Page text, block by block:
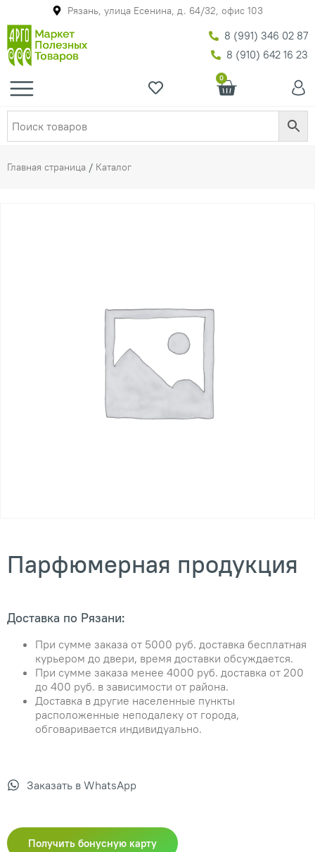
Рязань, улица Есенина, д. 64/32, офис 103
8 (991) 346 02 87
8 (910) 642 16 23
0
Главная страница / Каталог
Парфюмерная продукция
Доставка по Рязани:
При сумме заказа от 5000 руб. доставка бесплатная
курьером до двери, время доставки обсуждается.
При сумме заказа менее 4000 руб. доставка от 200
до 400 руб. в зависимости от района.
Доставка в другие населенные пункты
расположенные неподалеку от города,
обговаривается индивидуально.
Заказать в WhatsApp
Получить бонусную карту